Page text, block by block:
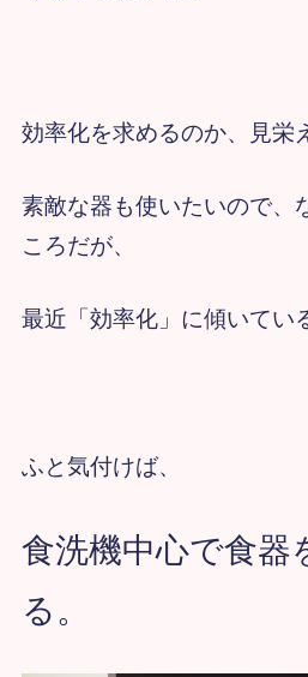
効率化を求めるのか、見栄
素敵な器も使いたいので、
ころだが、
最近「効率化」に傾いてい
ふと気付けば、
食洗機中心で食器
る。